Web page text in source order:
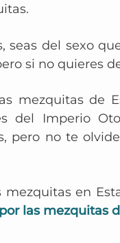
seas del sexo
si no quieres
mezquitas de
del Imperio
pero no te
mezquitas en
las mezquitas